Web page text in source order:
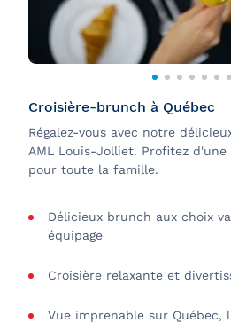
Croisière-brunch à Québec
Régalez-vous avec notre
AML Louis-Jolliet. Profitez
pour toute la famille.
Délicieux brunch aux choix
équipage
Croisière relaxante et
Vue imprenable sur Québec,